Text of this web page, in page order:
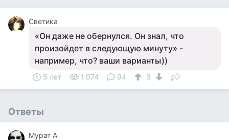
Светика
«Он даже не обернулся. Он знал, что
произойдет в следующую минуту» -
например, что? ваши варианты))
5 лет 1 074 94 3
Ответы
Мурат А